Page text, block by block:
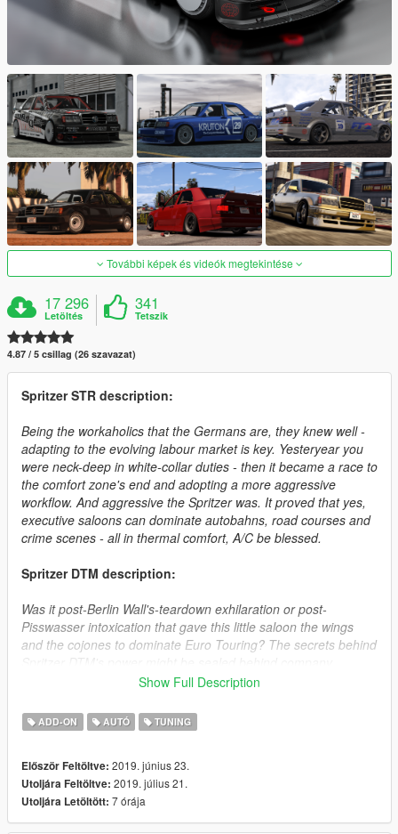
További képek és videók megtekintése
17 296
Letöltés
341
Tetszik
4.87 / 5 csillag (26 szavazat)
Spritzer STR description:
Being the workaholics that the Germans are, they knew well -
adapting to the evolving labour market is key. Yesteryear you
were neck-deep in white-collar duties - then it became a race to
the comfort zone's end and adopting a more aggressive
workflow. And aggressive the Spritzer was. It proved that yes,
executive saloons can dominate autobahns, road courses and
crime scenes - all in thermal comfort, A/C be blessed.
Spritzer DTM description:
Was it post-Berlin Wall's-teardown exhilaration or post-
Pisswasser intoxication that gave this little saloon the wings
and the cojones to dominate Euro Touring? The secrets behind
records, but the efforts' fruit can be enjoyed by one and all.
engineering is timeless.
1.Put "spritzer" folder in mods\update\x64\dlcpacks
2.Add this line -> dlcpacks:\spritzer\ to the dlclist.xml
(mods\update\update.rpf\common\data)
Show Full Description
ADD-ON AUTÓ TUNING
Először Feltöltve: 2019. június 23.
Utoljára Feltöltve: 2019. július 21.
Utoljára Letöltött: 7 órája